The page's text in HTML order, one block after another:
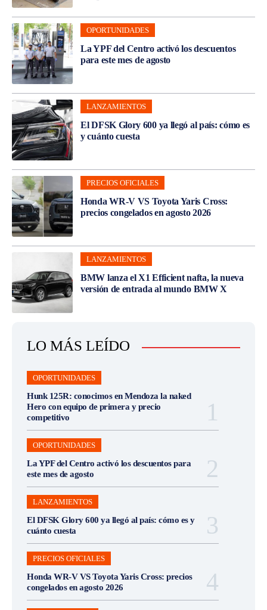
OPORTUNIDADES
La YPF del Centro activó los descuentos
para este mes de agosto
LANZAMIENTOS
El DFSK Glory 600 ya llegó al país: cómo es
y cuánto cuesta
PRECIOS OFICIALES
Honda WR-V VS Toyota Yaris Cross:
precios congelados en agosto 2026
LANZAMIENTOS
BMW lanza el X1 Efficient nafta, la nueva
versión de entrada al mundo BMW X
LO MÁS LEÍDO
OPORTUNIDADES
Hunk 125R: conocimos en Mendoza la naked
Hero con equipo de primera y precio
competitivo
OPORTUNIDADES
La YPF del Centro activó los descuentos para
este mes de agosto
LANZAMIENTOS
El DFSK Glory 600 ya llegó al país: cómo es y
cuánto cuesta
PRECIOS OFICIALES
Honda WR-V VS Toyota Yaris Cross: precios
congelados en agosto 2026